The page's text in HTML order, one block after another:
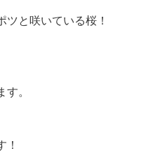
と咲いている桜！
。